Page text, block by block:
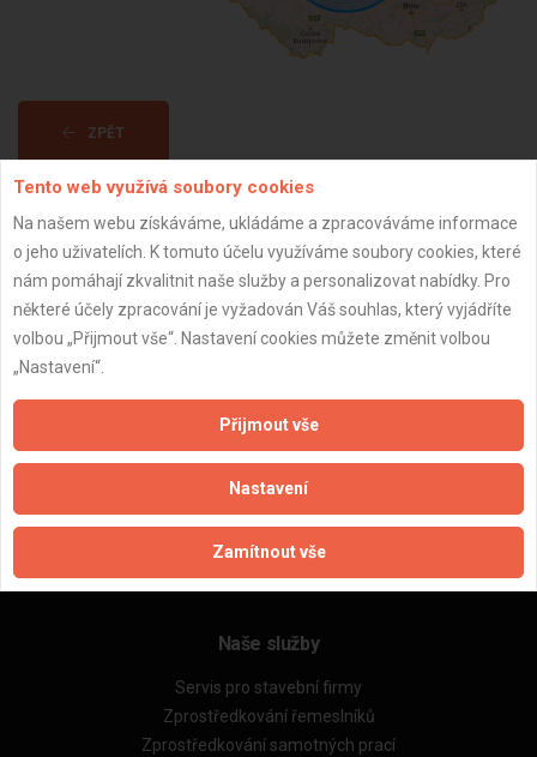
ZPĚT
Aktualizováno z portálu ARES dne 30.05.2026 02:40:46
Zpracování a ochrana osobních údajů
Zásady pro používání souborů cookie
Obchodní podmínky (zprostředkování)
Obchodní podmínky (rozpočtování)
Reference
Naše excelové tabulky online
Naše služby
Servis pro stavební firmy
Zprostředkování řemeslníků
Zprostředkování samotných prací
Tento web využívá soubory cookies
Na našem webu získáváme, ukládáme a zpracováváme informace
o jeho uživatelích. K tomuto účelu využíváme soubory cookies, které
nám pomáhají zkvalitnit naše služby a personalizovat nabídky. Pro
některé účely zpracování je vyžadován Váš souhlas, který vyjádříte
volbou „Přijmout vše“. Nastavení cookies můžete změnit volbou
„Nastavení“.
Přijmout vše
Nastavení
Zamítnout vše